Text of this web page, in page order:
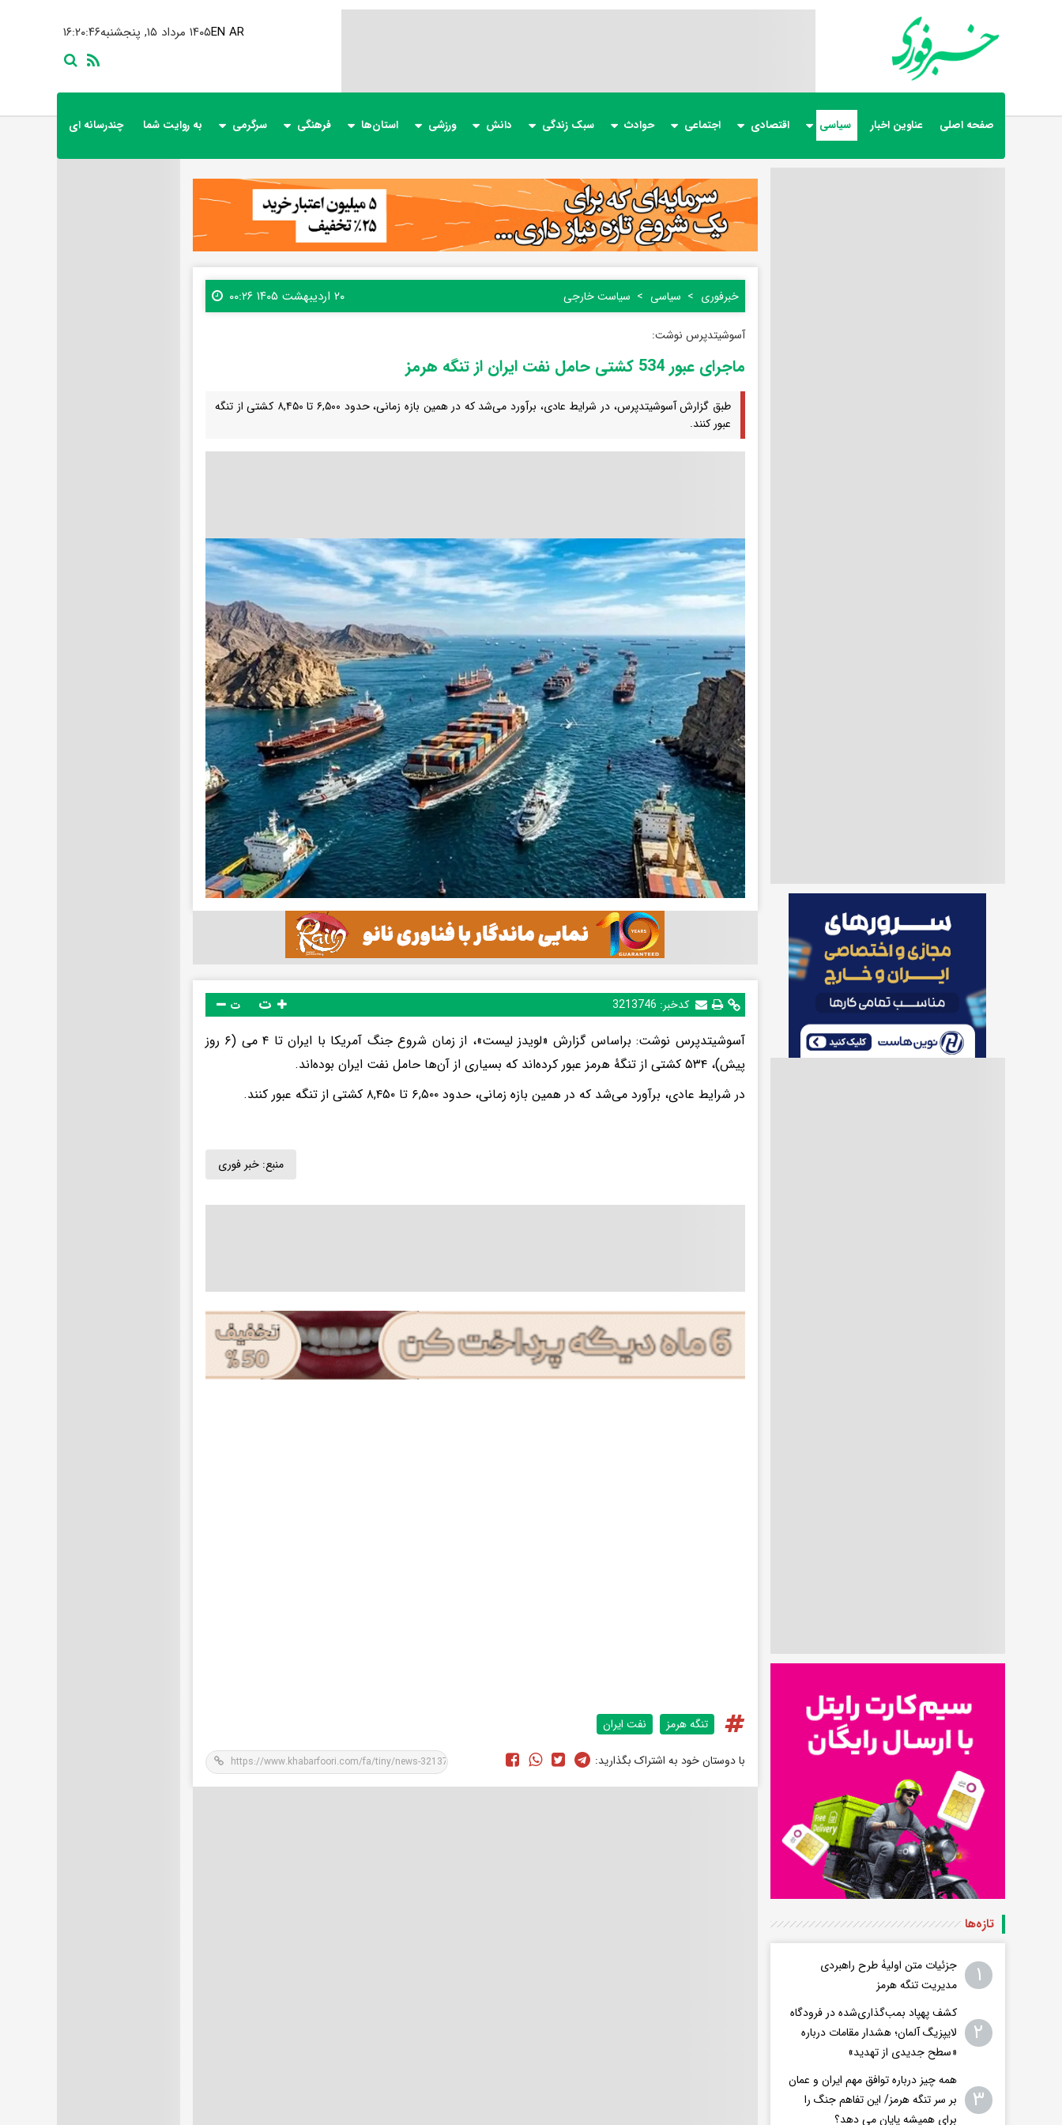
۱۶:۲۰:۴۸ ۱۴۰۵ مرداد ۱۵, پنجشنبهEN AR
صفحه اصلی عناوین اخبار سیاسی اقتصادی اجتماعی حوادث سبک زندگی دانش ورزشی استان‌ها فرهنگی سرگرمی به روایت شما چندرسانه ای
خبرفوری سیاسی سیاست خارجی ۲۰ اردیبهشت ۱۴۰۵ ۰۰:۲۶
آسوشیتدپرس نوشت:
ماجرای عبور 534 کشتی حامل نفت ایران از تنگه هرمز
طبق گزارش آسوشیتدپرس، در شرایط عادی، برآورد می‌شد که در همین بازه زمانی، حدود ۶,۵۰۰ تا ۸,۴۵۰ کشتی از تنگه
عبور کنند.
کدخبر: 3213746 ت
آسوشیتدپرس نوشت: براساس گزارش «لویدز لیست»، از زمان شروع جنگ آمریکا با ایران تا ۴ می (۶ روز
پیش)، ۵۳۴ کشتی از تنگهٔ هرمز عبور کرده‌اند که بسیاری از آن‌ها حامل نفت ایران بوده‌اند.
در شرایط عادی، برآورد می‌شد که در همین بازه زمانی، حدود ۶,۵۰۰ تا ۸,۴۵۰ کشتی از تنگه عبور کنند.
منبع: خبر فوری
تنگه هرمز نفت ایران
با دوستان خود به اشتراک بگذارید:
تازه‌ها
۱
جزئیات متن اولیۀ طرح راهبردی
مدیریت تنگه هرمز
۲
کشف پهپاد بمب‌گذاری‌شده در فرودگاه
لایپزیگ آلمان؛ هشدار مقامات درباره
«سطح جدیدی از تهدید»
۳
همه چیز درباره توافق مهم ایران و عمان
بر سر تنگه هرمز/ این تفاهم جنگ را
برای همیشه پایان می دهد؟